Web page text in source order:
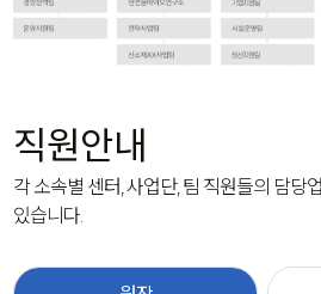
직원안내
각 소속별 센터, 사업단, 팀 직원들의 담당
있습니다.